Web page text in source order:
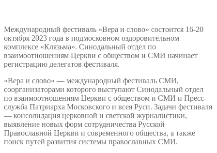
Международный фестиваль «Вера и слово» состоится 16-20
октября 2023 года в подмосковном оздоровительном
комплексе «Клязьма». Синодальный отдел по
взаимоотношениям Церкви с обществом и СМИ начинает
регистрацию делегатов фестиваля.
«Вера и слово» — международный фестиваль СМИ,
соорганизаторами которого выступают Синодальный отдел
по взаимоотношениям Церкви с обществом и СМИ и Пресс-
служба Патриарха Московского и всея Руси. Задачи фестиваля
— консолидация церковной и светской журналистики,
выявление новых форм сотрудничества Русской
Православной Церкви и современного общества, а также
поиск путей развития системы православных СМИ.